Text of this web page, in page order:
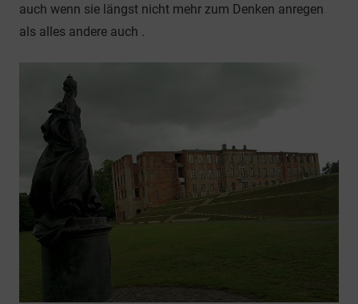
auch wenn sie längst nicht mehr zum Denken anregen
als alles andere auch .